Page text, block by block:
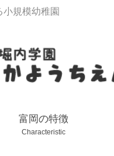
規模幼稚園
富岡の特徴
Characteristic